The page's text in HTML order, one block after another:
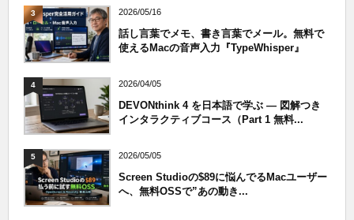
3 2026/05/16
話し言葉でメモ、書き言葉でメール。無料で
使えるMacの音声入力『TypeWhisper』
4 2026/04/05
DEVONthink 4 を日本語で学ぶ — 図解つき
インタラクティブコース（Part 1 無料...
5 2026/05/05
Screen Studioの$89に悩んでるMacユーザー
へ、無料OSSで”あの動き...